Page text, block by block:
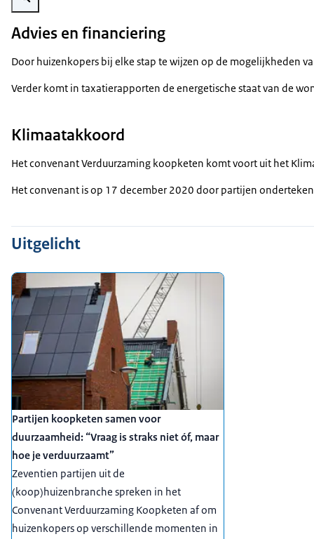
Advies en financiering
Door huizenkopers bij elke stap te wijzen op de mogelijkheden
Verder komt in taxatierapporten de energetische staat van de
Klimaatakkoord
Het convenant Verduurzaming koopketen komt voort uit het
Het convenant is op 17 december 2020 door partijen
Uitgelicht
Partijen koopketen samen voor
duurzaamheid: “Vraag is straks niet óf, maar
hoe je verduurzaamt”
Zeventien partijen uit de
(koop)huizenbranche spreken in het
Convenant Verduurzaming Koopketen af om
huizenkopers op verschillende momenten in